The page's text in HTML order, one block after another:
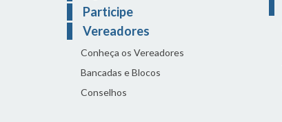
Participe
Vereadores
Conheça os Vereadores
Bancadas e Blocos
Conselhos